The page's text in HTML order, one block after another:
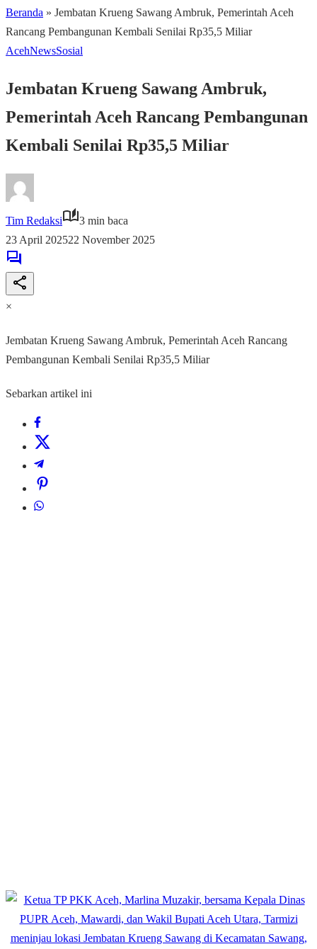
Beranda » Jembatan Krueng Sawang Ambruk, Pemerintah Aceh
Rancang Pembangunan Kembali Senilai Rp35,5 Miliar
AcehNewsSosial
Jembatan Krueng Sawang Ambruk,
Pemerintah Aceh Rancang Pembangunan
Kembali Senilai Rp35,5 Miliar
Tim Redaksi
3 min baca
23 April 202522 November 2025
×
Jembatan Krueng Sawang Ambruk, Pemerintah Aceh Rancang
Pembangunan Kembali Senilai Rp35,5 Miliar
Sebarkan artikel ini